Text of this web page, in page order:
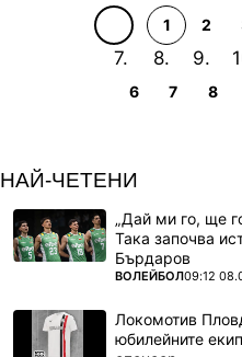
1 2
6 7 8
НАЙ-ЧЕТЕНИ
„Дай ми го, ще
Така започва
Бърдаров
ПОВЕЧЕ ОТ
ВОЛЕЙБОЛ09:12
Локомотив
юбилейните